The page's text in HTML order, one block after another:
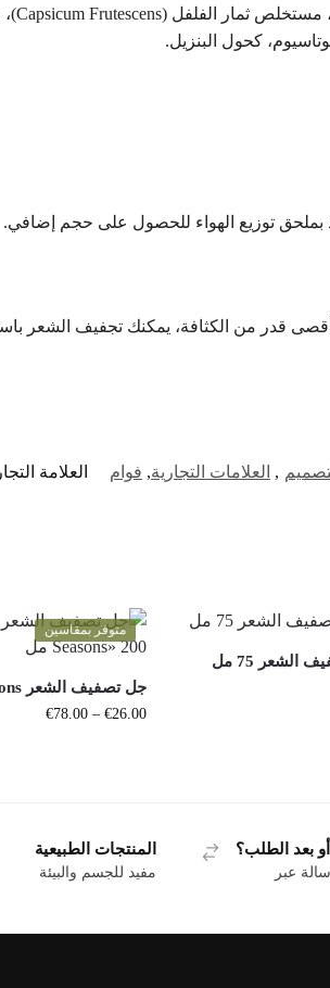
كحول البنزيل.
توزيع الهواء للحصول على حجم إضافي.
أقصى قدر من الكثافة، يمكنك تجفيف الشعر
, العلامات التجارية, فوام العلامة
متوفر بمقاسين
جل تصفيف الشعر Bio Hair 4 Seasons
€26.00
–
€78.00
بعد الطلب؟
عبر
المنتجات الطبيعية
مفيد للجسم والبيئة